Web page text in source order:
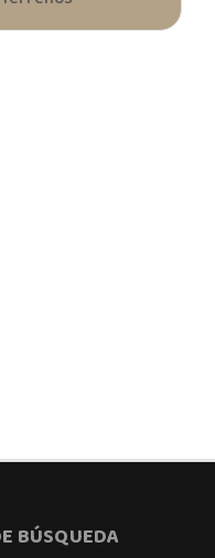
BÚSQUEDA